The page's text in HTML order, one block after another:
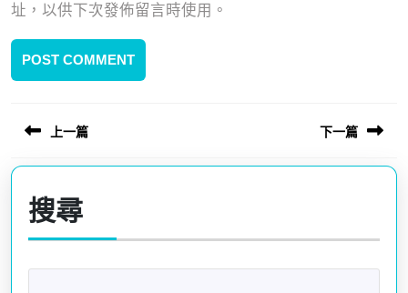
址，以供下次發佈留言時使用。
導
覽
上一篇
Previous
post:
下一篇
搜尋